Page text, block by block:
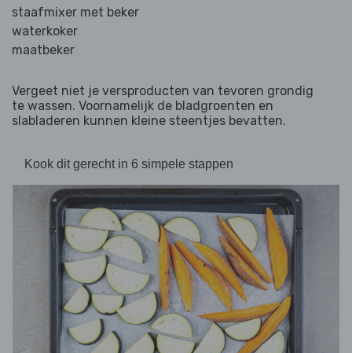
staafmixer met beker
waterkoker
maatbeker
Vergeet niet je versproducten van tevoren grondig
te wassen. Voornamelijk de bladgroenten en
slabladeren kunnen kleine steentjes bevatten.
Kook dit gerecht in 6 simpele stappen